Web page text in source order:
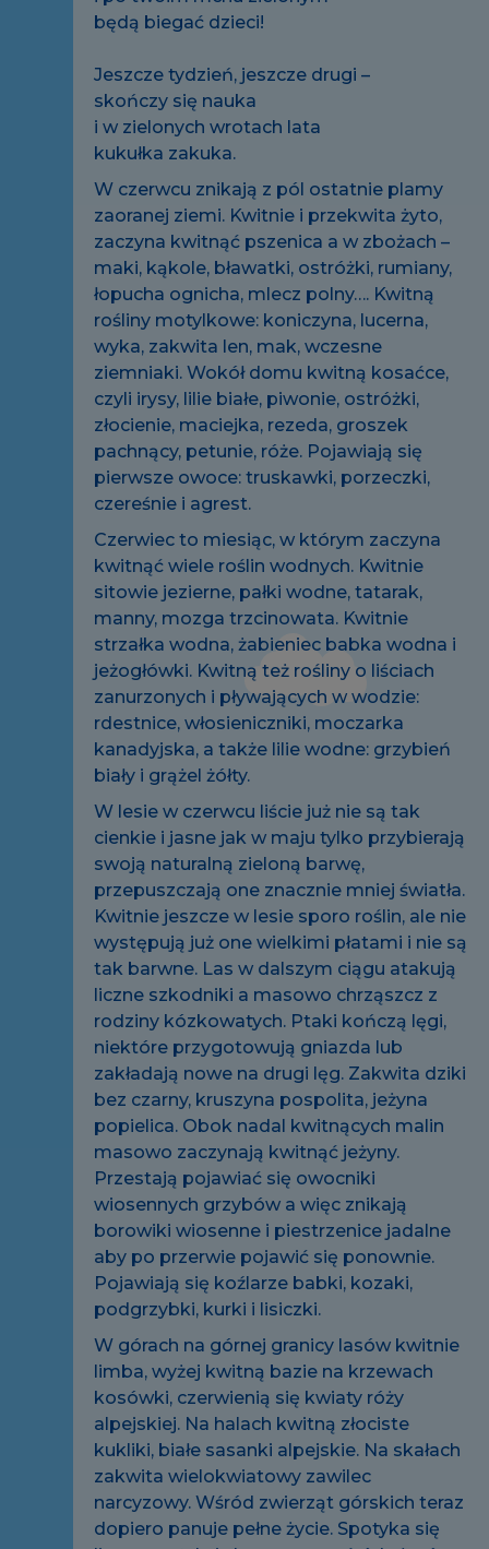
będą biegać dzieci!
Jeszcze tydzień, jeszcze drugi –
skończy się nauka
i w zielonych wrotach lata
kukułka zakuka.
W czerwcu znikają z pól ostatnie plamy
zaoranej ziemi. Kwitnie i przekwita żyto,
zaczyna kwitnąć pszenica a w zbożach –
maki, kąkole, bławatki, ostróżki, rumiany,
łopucha ognicha, mlecz polny…. Kwitną
rośliny motylkowe: koniczyna, lucerna,
wyka, zakwita len, mak, wczesne
ziemniaki. Wokół domu kwitną kosaćce,
czyli irysy, lilie białe, piwonie, ostróżki,
złocienie, maciejka, rezeda, groszek
pachnący, petunie, róże. Pojawiają się
pierwsze owoce: truskawki, porzeczki,
czereśnie i agrest.
Czerwiec to miesiąc, w którym zaczyna
kwitnąć wiele roślin wodnych. Kwitnie
sitowie jezierne, pałki wodne, tatarak,
manny, mozga trzcinowata. Kwitnie
strzałka wodna, żabieniec babka wodna i
jeżogłówki. Kwitną też rośliny o liściach
zanurzonych i pływających w wodzie:
rdestnice, włosieniczniki, moczarka
kanadyjska, a także lilie wodne: grzybień
biały i grążel żółty.
W lesie w czerwcu liście już nie są tak
cienkie i jasne jak w maju tylko przybierają
swoją naturalną zieloną barwę,
przepuszczają one znacznie mniej światła.
Kwitnie jeszcze w lesie sporo roślin, ale nie
występują już one wielkimi płatami i nie są
tak barwne. Las w dalszym ciągu atakują
liczne szkodniki a masowo chrząszcz z
rodziny kózkowatych. Ptaki kończą lęgi,
niektóre przygotowują gniazda lub
zakładają nowe na drugi lęg. Zakwita dziki
bez czarny, kruszyna pospolita, jeżyna
popielica. Obok nadal kwitnących malin
masowo zaczynają kwitnąć jeżyny.
Przestają pojawiać się owocniki
wiosennych grzybów a więc znikają
borowiki wiosenne i piestrzenice jadalne
aby po przerwie pojawić się ponownie.
Pojawiają się koźlarze babki, kozaki,
podgrzybki, kurki i lisiczki.
W górach na górnej granicy lasów kwitnie
limba, wyżej kwitną bazie na krzewach
kosówki, czerwienią się kwiaty róży
alpejskiej. Na halach kwitną złociste
kukliki, białe sasanki alpejskie. Na skałach
zakwita wielokwiatowy zawilec
narcyzowy. Wśród zwierząt górskich teraz
dopiero panuje pełne życie. Spotyka się